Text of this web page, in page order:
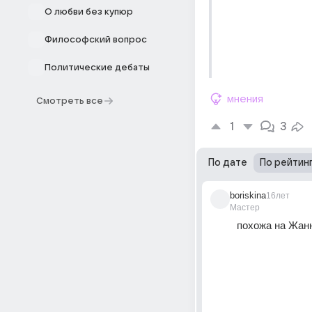
О любви без купюр
Философский вопрос
Политические дебаты
Смотреть все мнения
1 3
По дате По
boriskina
Мастер
16лет
похожа на